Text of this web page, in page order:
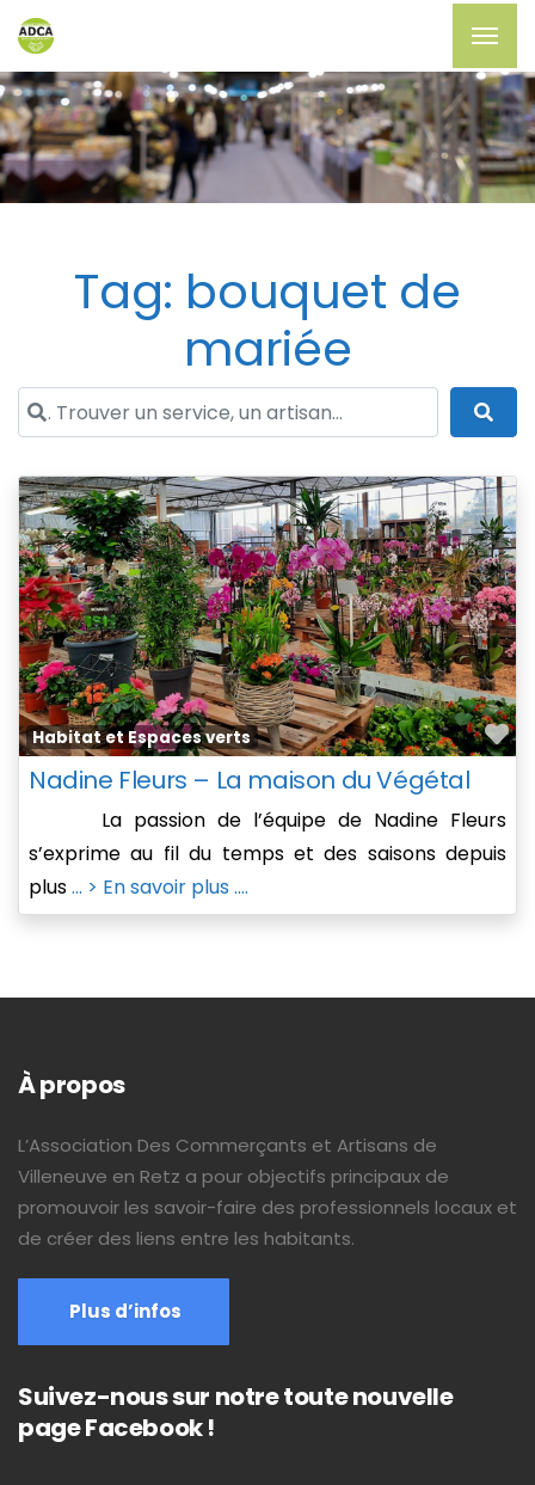
Tag: bouquet de
mariée
. Trouver un service, un artisan...
Habitat et Espaces verts
Nadine Fleurs – La maison du Végétal
La passion de l’équipe de Nadine Fleurs
s’exprime au fil du temps et des saisons depuis
plus... > En savoir plus ....
À propos
L’Association Des Commerçants et Artisans de
Villeneuve en Retz a pour objectifs principaux de
promouvoir les savoir-faire des professionnels locaux et
de créer des liens entre les habitants.
Plus d’infos
Suivez-nous sur notre toute nouvelle
page Facebook !